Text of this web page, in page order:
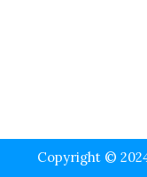
Copyright ©